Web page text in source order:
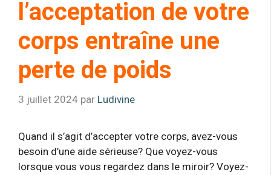
l’acceptation de votre
corps entraîne une
perte de poids
3 juillet 2024 par Ludivine
Quand il s’agit d’accepter votre corps, avez-vous
besoin d’une aide sérieuse? Que voyez-vous
lorsque vous vous regardez dans le miroir? Voyez-